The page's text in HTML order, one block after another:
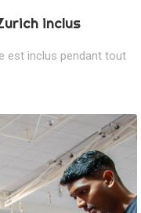
inclus
est inclus pendant tout